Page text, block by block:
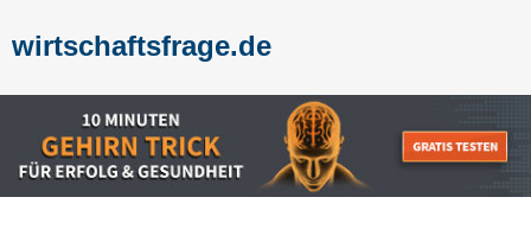
wirtschaftsfrage.de